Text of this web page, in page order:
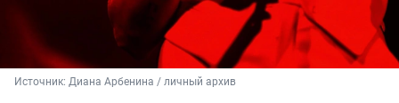
Источник: Диана Арбенина / личный архив